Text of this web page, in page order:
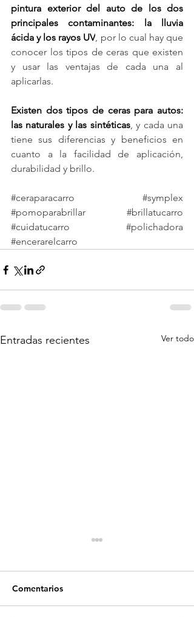
pintura exterior del auto de los dos
principales contaminantes: la lluvia
ácida y los rayos UV, por lo cual hay que
conocer los tipos de ceras que existen
y usar las ventajas de cada una al
aplicarlas.
Existen dos tipos de ceras para autos:
las naturales y las sintéticas, y cada una
tiene sus diferencias y beneficios en
cuanto a la facilidad de aplicación,
durabilidad y brillo.
#ceraparacarro
#symplex
#pomoparabrillar
#brillatucarro
#cuidatucarro
#polichadora
#encerarelcarro
Entradas recientes Ver todo
Comentarios